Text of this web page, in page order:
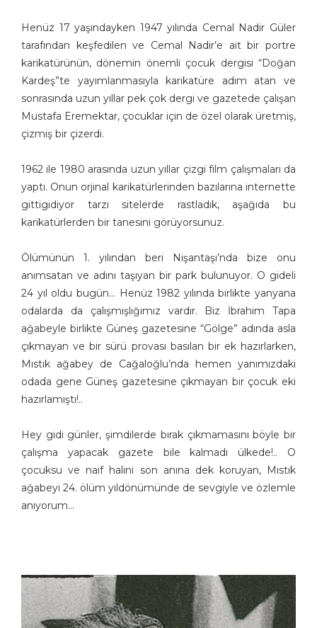
Henüz 17 yaşındayken 1947 yılında Cemal Nadir Güler
tarafından keşfedilen ve Cemal Nadir’e ait bir portre
karikatürünün, dönemin önemli çocuk dergisi “Doğan
Kardeş”te yayımlanmasıyla karikatüre adım atan ve
sonrasında uzun yıllar pek çok dergi ve gazetede çalışan
Mustafa Eremektar, çocuklar için de özel olarak üretmiş,
çizmiş bir çizerdi.
1962 ile 1980 arasında uzun yıllar çizgi film çalışmaları da
yaptı. Onun orjinal karikatürlerinden bazılarına internette
gittigidiyor tarzı sitelerde rastladık, aşağıda bu
karikatürlerden bir tanesini görüyorsunuz.
Ölümünün 1. yılından beri Nişantaşı’nda bize onu
anımsatan ve adını taşıyan bir park bulunuyor. O gideli
24 yıl oldu bugün… Henüz 1982 yılında birlikte yanyana
odalarda da çalışmışlığımız vardır. Biz İbrahim Tapa
ağabeyle birlikte Güneş gazetesine “Gölge” adında asla
çıkmayan ve bir sürü provası basılan bir ek hazırlarken,
Mıstık ağabey de Cağaloğlu’nda hemen yanımızdaki
odada gene Güneş gazetesine çıkmayan bir çocuk eki
hazırlamıştı!..
Hey gidi günler, şimdilerde bırak çıkmamasını böyle bir
çalışma yapacak gazete bile kalmadı ülkede!.. O
çocuksu ve naif halini son anına dek koruyan, Mıstık
ağabeyi 24. ölüm yıldönümünde de sevgiyle ve özlemle
anıyorum…